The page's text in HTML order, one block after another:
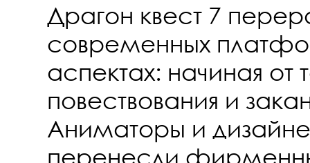
Драгон квест 7
современных
аспектах: начиная от
повествования и
Аниматоры и
перенесли